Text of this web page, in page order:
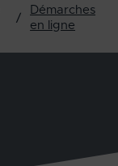
/
Démarches
en ligne